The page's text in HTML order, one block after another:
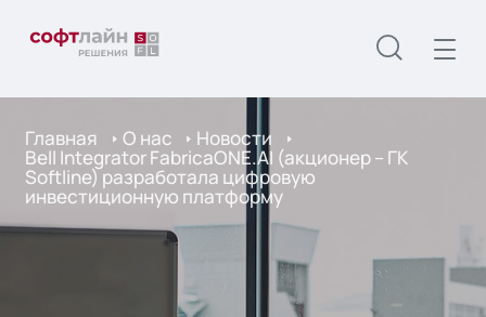
Главная О нас Новости
Bell Integrator FabricaONE.AI (акционер – ГК
Softline) разработала цифровую
инвестиционную платформу